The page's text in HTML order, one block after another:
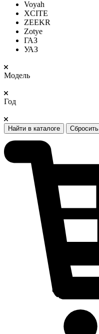
Voyah
XCITE
ZEEKR
Zotye
ГАЗ
УАЗ
Модель
Год
Найти в каталоге Сбросить